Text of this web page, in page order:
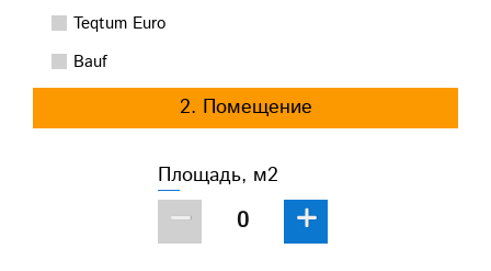
Teqtum Euro
Bauf
2. Помещение
Площадь, м2
− +